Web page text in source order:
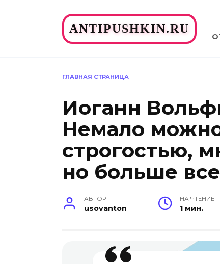
ANTIPUSHKIN.RU
ГЛАВНАЯ СТРАНИЦА
Иоганн
Немало
строгостью,
но больше
АВТОР
usovanton
НА ЧТЕНИЕ
1 мин.